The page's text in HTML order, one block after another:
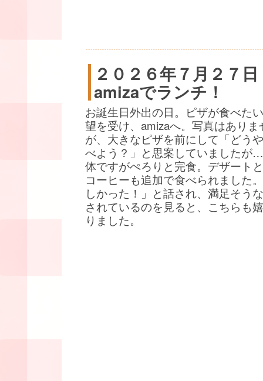
２０２６年７月２７日
amizaでランチ！
お誕生日外出の日。ピザが食べた
望を受け、amizaへ。写真はありま
が、大きなピザを前にして「どう
べよう？」と思案していましたが
体ですがぺろりと完食。デザート
コーヒーも追加で食べられました
しかった！」と話され、満足そう
されているのを見ると、こちらも
りました。